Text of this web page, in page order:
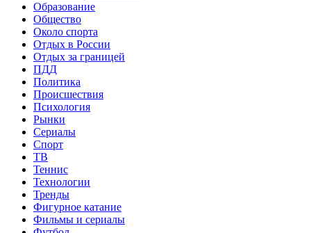
Образование
Общество
Около спорта
Отдых в России
Отдых за границей
ПДД
Политика
Происшествия
Психология
Рынки
Сериалы
Спорт
ТВ
Теннис
Технологии
Тренды
Фигурное катание
Фильмы и сериалы